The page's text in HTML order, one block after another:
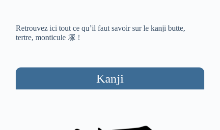
Retrouvez ici tout ce qu’il faut savoir sur le kanji butte,
tertre, monticule 塚 !
Kanji